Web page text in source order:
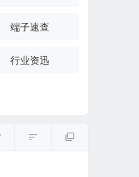
端子速查
行业资迅